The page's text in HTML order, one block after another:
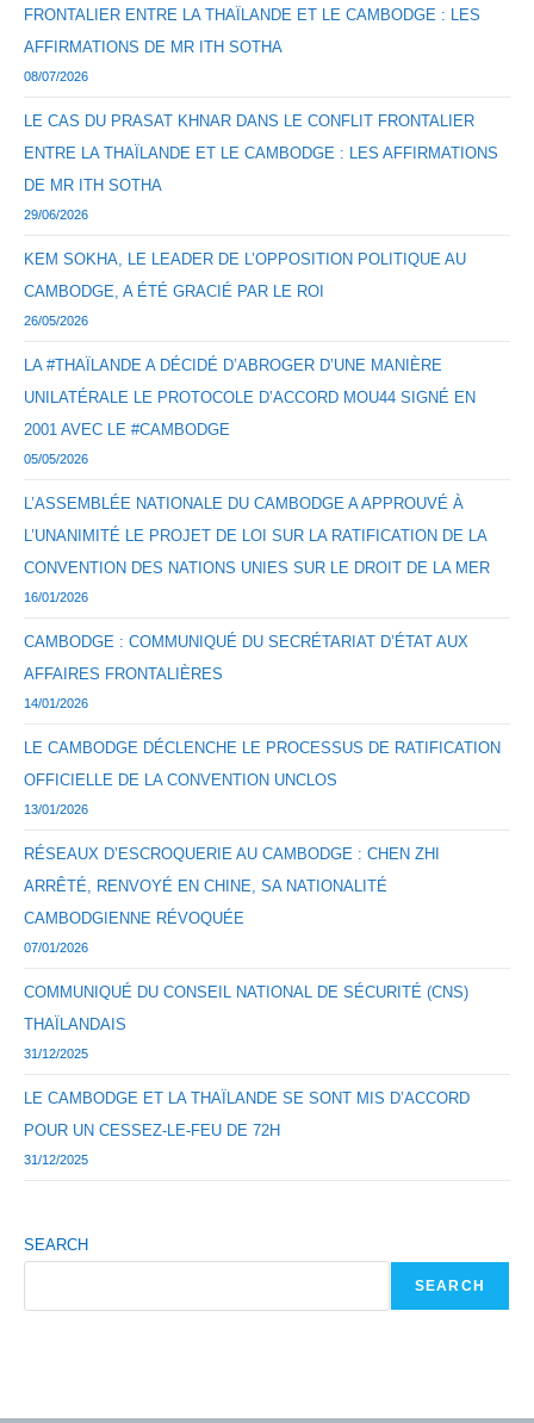
FRONTALIER ENTRE LA THAÏLANDE ET LE CAMBODGE : LES
AFFIRMATIONS DE MR ITH SOTHA
08/07/2026
LE CAS DU PRASAT KHNAR DANS LE CONFLIT FRONTALIER
ENTRE LA THAÏLANDE ET LE CAMBODGE : LES AFFIRMATIONS
DE MR ITH SOTHA
29/06/2026
KEM SOKHA, LE LEADER DE L’OPPOSITION POLITIQUE AU
CAMBODGE, A ÉTÉ GRACIÉ PAR LE ROI
26/05/2026
LA #THAÏLANDE A DÉCIDÉ D’ABROGER D’UNE MANIÈRE
UNILATÉRALE LE PROTOCOLE D’ACCORD MOU44 SIGNÉ EN
2001 AVEC LE #CAMBODGE
05/05/2026
L’ASSEMBLÉE NATIONALE DU CAMBODGE A APPROUVÉ À
L’UNANIMITÉ LE PROJET DE LOI SUR LA RATIFICATION DE LA
CONVENTION DES NATIONS UNIES SUR LE DROIT DE LA MER
16/01/2026
CAMBODGE : COMMUNIQUÉ DU SECRÉTARIAT D’ÉTAT AUX
AFFAIRES FRONTALIÈRES
14/01/2026
LE CAMBODGE DÉCLENCHE LE PROCESSUS DE RATIFICATION
OFFICIELLE DE LA CONVENTION UNCLOS
13/01/2026
RÉSEAUX D’ESCROQUERIE AU CAMBODGE : CHEN ZHI
ARRÊTÉ, RENVOYÉ EN CHINE, SA NATIONALITÉ
CAMBODGIENNE RÉVOQUÉE
07/01/2026
COMMUNIQUÉ DU CONSEIL NATIONAL DE SÉCURITÉ (CNS)
THAÏLANDAIS
31/12/2025
LE CAMBODGE ET LA THAÏLANDE SE SONT MIS D’ACCORD
POUR UN CESSEZ-LE-FEU DE 72H
31/12/2025
SEARCH
SEARCH